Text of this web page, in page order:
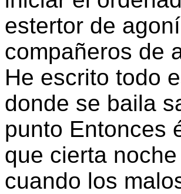
estertor de
compañeros de
He escrito todo
donde se baila
punto Entonces
que cierta
cuando los